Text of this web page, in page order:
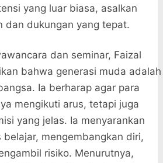
yang luar biasa, asalkan
dan dukungan yang tepat.
dan seminar, Faizal
bahwa generasi muda adalah
Ia berharap agar para
mengikuti arus, tetapi juga
yang jelas. Ia menyarankan
belajar, mengembangkan diri,
risiko. Menurutnya,